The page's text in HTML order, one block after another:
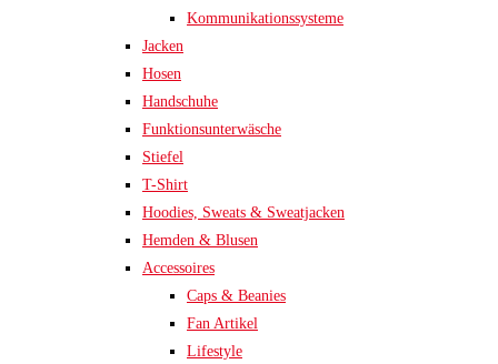
Kommunikationssysteme
Jacken
Hosen
Handschuhe
Funktionsunterwäsche
Stiefel
T-Shirt
Hoodies, Sweats & Sweatjacken
Hemden & Blusen
Accessoires
Caps & Beanies
Fan Artikel
Lifestyle